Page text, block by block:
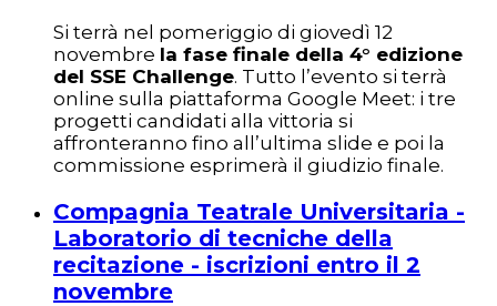
Si terrà nel pomeriggio di giovedì 12
novembre la fase finale della 4° edizione
del SSE Challenge. Tutto l’evento si terrà
online sulla piattaforma Google Meet: i tre
progetti candidati alla vittoria si
affronteranno fino all’ultima slide e poi la
commissione esprimerà il giudizio finale.
Compagnia Teatrale Universitaria -
Laboratorio di tecniche della
recitazione - iscrizioni entro il 2
novembre